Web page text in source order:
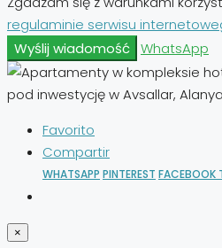
regulaminie serwisu
Wyślij wiadomość WhatsApp
Favorito
Compartir
WHATSAPP PINTEREST FACEBOOK
×